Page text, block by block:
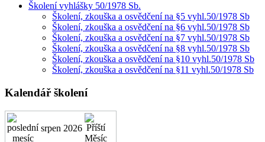
Školení vyhlášky 50/1978 Sb.
Školení, zkouška a osvědčení na §5 vyhl.50/1978 Sb
Školení, zkouška a osvědčení na §6 vyhl.50/1978 Sb
Školení, zkouška a osvědčení na §7 vyhl.50/1978 Sb
Školení, zkouška a osvědčení na §8 vyhl.50/1978 Sb
Školení, zkouška a osvědčení na §10 vyhl.50/1978 Sb
Školení, zkouška a osvědčení na §11 vyhl.50/1978 Sb
Kalendář školení
srpen 2026